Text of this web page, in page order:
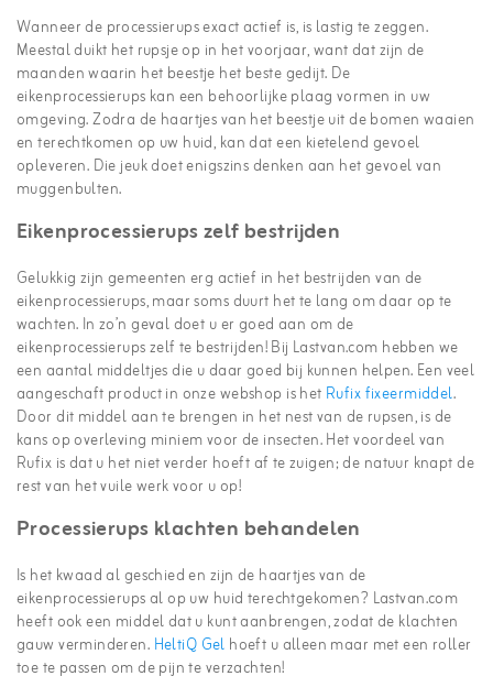
Wanneer de processierups exact actief is, is lastig te zeggen.
Meestal duikt het rupsje op in het voorjaar, want dat zijn de
maanden waarin het beestje het beste gedijt. De
eikenprocessierups kan een behoorlijke plaag vormen in uw
omgeving. Zodra de haartjes van het beestje uit de bomen waaien
en terechtkomen op uw huid, kan dat een kietelend gevoel
opleveren. Die jeuk doet enigszins denken aan het gevoel van
muggenbulten.
Eikenprocessierups zelf bestrijden
Gelukkig zijn gemeenten erg actief in het bestrijden van de
eikenprocessierups, maar soms duurt het te lang om daar op te
wachten. In zo’n geval doet u er goed aan om de
eikenprocessierups zelf te bestrijden! Bij Lastvan.com hebben we
een aantal middeltjes die u daar goed bij kunnen helpen. Een veel
aangeschaft product in onze webshop is het Rufix fixeermiddel.
Door dit middel aan te brengen in het nest van de rupsen, is de
kans op overleving miniem voor de insecten. Het voordeel van
Rufix is dat u het niet verder hoeft af te zuigen; de natuur knapt de
rest van het vuile werk voor u op!
Processierups klachten behandelen
Is het kwaad al geschied en zijn de haartjes van de
eikenprocessierups al op uw huid terechtgekomen? Lastvan.com
heeft ook een middel dat u kunt aanbrengen, zodat de klachten
gauw verminderen. HeltiQ Gel hoeft u alleen maar met een roller
toe te passen om de pijn te verzachten!